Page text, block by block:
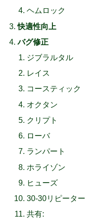
ヘムロック
快適性向上
バグ修正
ジブラルタル
レイス
コースティック
オクタン
クリプト
ローバ
ランパート
ホライゾン
ヒューズ
30-30リピーター
共有: